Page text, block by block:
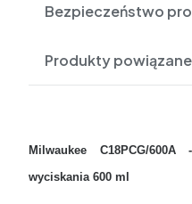
Bezpieczeństwo
Produkty powiązane
Milwaukee C18PCG/
wyciskania 600 ml